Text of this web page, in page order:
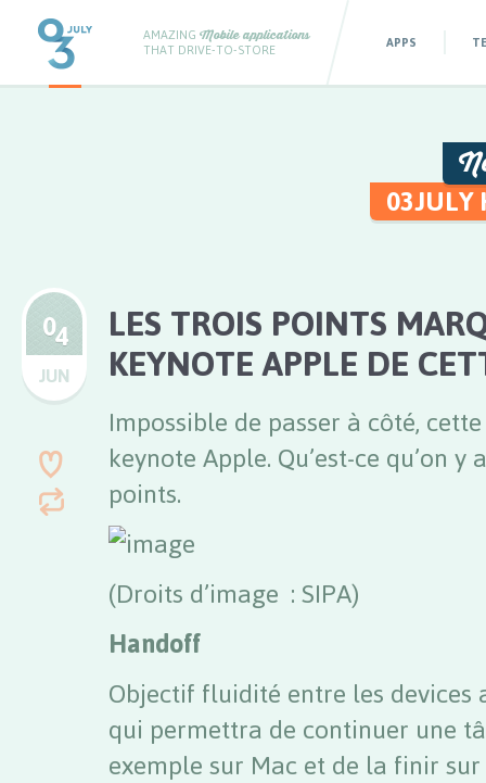
AMAZING Mobile applications
THAT DRIVE-TO-STORE
APPS
03JULY
LES TROIS POINTS
KEYNOTE APPLE DE
04
JUN
Impossible de passer à côté,
keynote Apple. Qu’est-ce qu’on
points.
(Droits d’image : SIPA)
Handoff
Objectif fluidité entre les devices
qui permettra de continuer une
exemple sur Mac et de la finir sur